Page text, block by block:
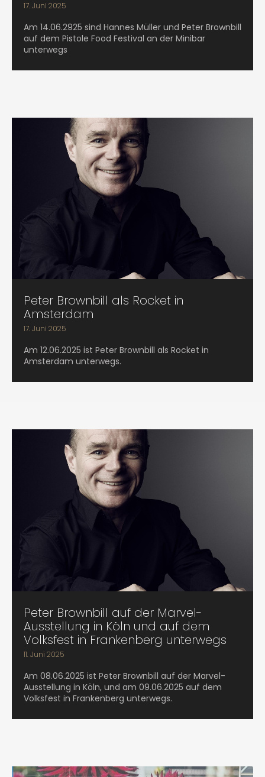
17. Juni 2025
Am 14.06.2925 sind Hannes Müller und Peter Brownbill
auf dem Pistole Food Festival an der Minibar
unterwegs
Peter Brownbill als Rocket in
Amsterdam
17. Juni 2025
Am 12.06.2025 ist Peter Brownbill als Rocket in
Amsterdam unterwegs.
Peter Brownbill auf der Marvel-
Ausstellung in Köln und auf dem
Volksfest in Frankenberg unterwegs
11. Juni 2025
Am 08.06.2025 ist Peter Brownbill auf der Marvel-
Ausstellung in Köln, und am 09.06.2025 auf dem
Volksfest in Frankenberg unterwegs.